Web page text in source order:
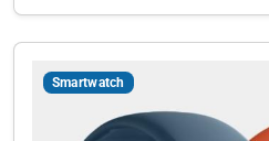
Smartwatch